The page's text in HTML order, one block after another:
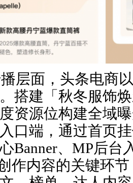
层面，头条电商
搭建「秋冬服饰
资源位构建全域
口端，通过首页
Banner、MP后台
作内容的关键环